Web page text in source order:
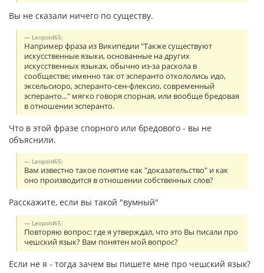
Вы не сказали ничего по существу.
Leopold65:
Например фраза из Википедии "Также существуют
искусственные языки, основанные на других
искусственных языках, обычно из-за раскола в
сообществе; именно так от эсперанто откололись идо,
эксельсиоро, эсперанто-сен-флексио, современный
эсперанто..." мягко говоря спорная, или вообще бредовая
в отношении эсперанто.
Что в этой фразе спорного или бредового - вы не
объяснили.
Leopold65:
Вам известно такое понятие как "доказательство" и как
оно производится в отношении собственных слов?
Расскажите, если вы такой "вумный"
Leopold65:
Повторяю вопрос: где я утверждал, что это Вы писали про
чешский язык? Вам понятен мой вопрос?
Если не я - тогда зачем вы пишете мне про чешский язык?